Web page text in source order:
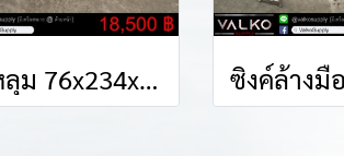
ซิงค์ 3 หลุม 76x234x90(+15) cm.